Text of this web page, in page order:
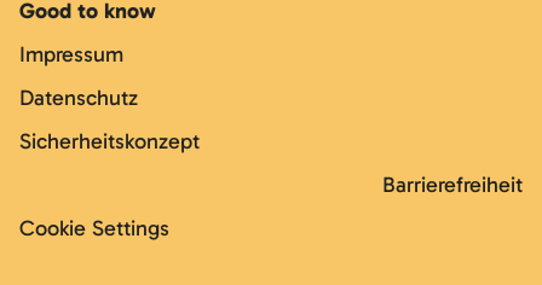
Good to know
Impressum
Datenschutz
Sicherheitskonzept
Barrierefreiheit
Cookie Settings